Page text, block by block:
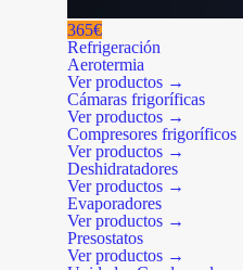
365€
Refrigeración
Aerotermia
Ver productos →
Cámaras frigoríficas
Ver productos →
Compresores frigoríficos
Ver productos →
Deshidratadores
Ver productos →
Evaporadores
Ver productos →
Presostatos
Ver productos →